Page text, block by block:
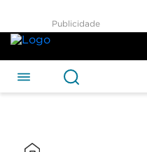
Publicidade